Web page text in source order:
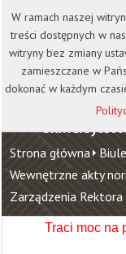
Wirtualna Uczelnia
Uniwersytet
Strona główna
Wewnętrzne akty
Zarządzenia
Traci moc na
W ramach naszej
treści dostępnych w
witryny bez zmiany
zamieszczane w
dokonać w każdym